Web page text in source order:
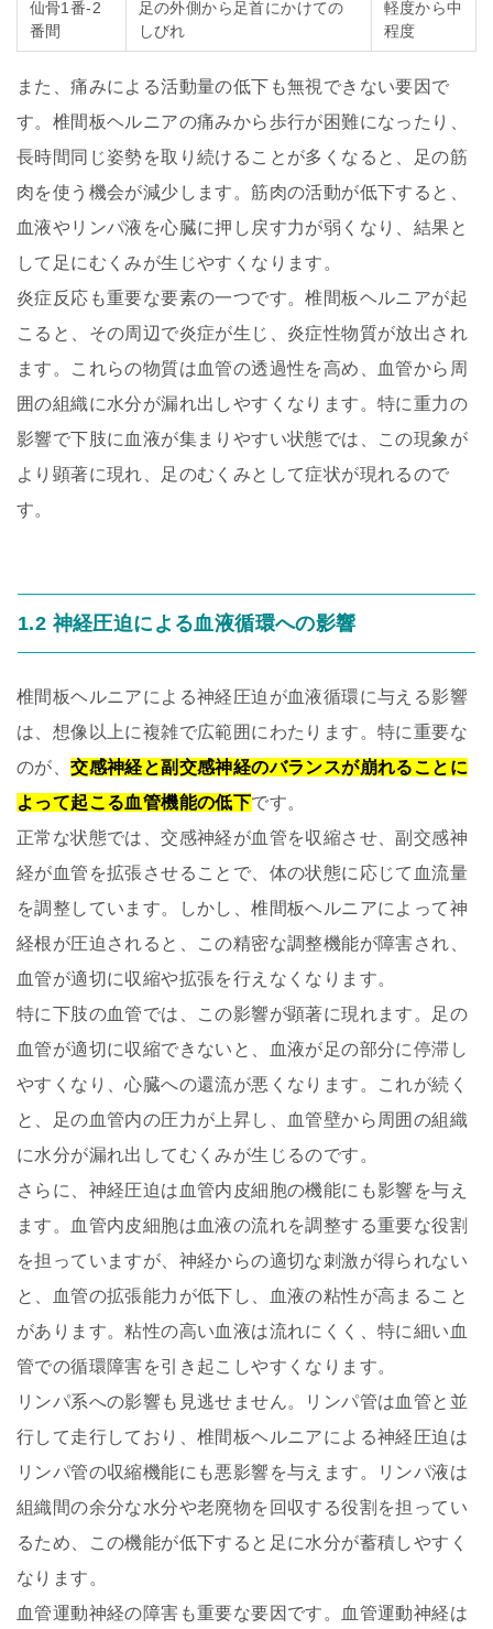
仙骨1番-2
番間
足の外側から足首にかけての
しびれ
軽度から中
程度
また、痛みによる活動量の低下も無視できない要因で
す。椎間板ヘルニアの痛みから歩行が困難になったり、
長時間同じ姿勢を取り続けることが多くなると、足の筋
肉を使う機会が減少します。筋肉の活動が低下すると、
血液やリンパ液を心臓に押し戻す力が弱くなり、結果と
して足にむくみが生じやすくなります。
炎症反応も重要な要素の一つです。椎間板ヘルニアが起
こると、その周辺で炎症が生じ、炎症性物質が放出され
ます。これらの物質は血管の透過性を高め、血管から周
囲の組織に水分が漏れ出しやすくなります。特に重力の
影響で下肢に血液が集まりやすい状態では、この現象が
より顕著に現れ、足のむくみとして症状が現れるので
す。
1.2 神経圧迫による血液循環への影響
椎間板ヘルニアによる神経圧迫が血液循環に与える影響
は、想像以上に複雑で広範囲にわたります。特に重要な
のが、交感神経と副交感神経のバランスが崩れることに
よって起こる血管機能の低下です。
正常な状態では、交感神経が血管を収縮させ、副交感神
経が血管を拡張させることで、体の状態に応じて血流量
を調整しています。しかし、椎間板ヘルニアによって神
経根が圧迫されると、この精密な調整機能が障害され、
血管が適切に収縮や拡張を行えなくなります。
特に下肢の血管では、この影響が顕著に現れます。足の
血管が適切に収縮できないと、血液が足の部分に停滞し
やすくなり、心臓への還流が悪くなります。これが続く
と、足の血管内の圧力が上昇し、血管壁から周囲の組織
に水分が漏れ出してむくみが生じるのです。
さらに、神経圧迫は血管内皮細胞の機能にも影響を与え
ます。血管内皮細胞は血液の流れを調整する重要な役割
を担っていますが、神経からの適切な刺激が得られない
と、血管の拡張能力が低下し、血液の粘性が高まること
があります。粘性の高い血液は流れにくく、特に細い血
管での循環障害を引き起こしやすくなります。
リンパ系への影響も見逃せません。リンパ管は血管と並
行して走行しており、椎間板ヘルニアによる神経圧迫は
リンパ管の収縮機能にも悪影響を与えます。リンパ液は
組織間の余分な水分や老廃物を回収する役割を担ってい
るため、この機能が低下すると足に水分が蓄積しやすく
なります。
血管運動神経の障害も重要な要因です。血管運動神経は